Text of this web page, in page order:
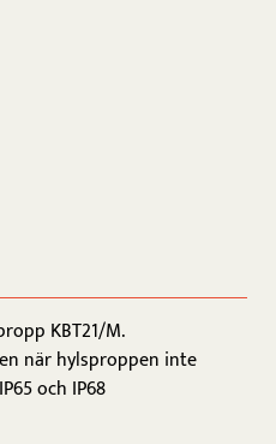
KBT21/M.
när hylsproppen inte
och IP68